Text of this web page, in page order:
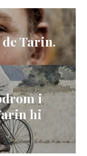
de Tarin.
i
hi